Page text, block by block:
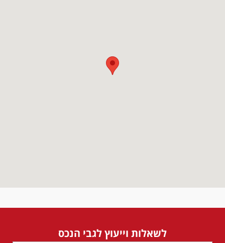
לשאלות וייעוץ לגבי הנכס